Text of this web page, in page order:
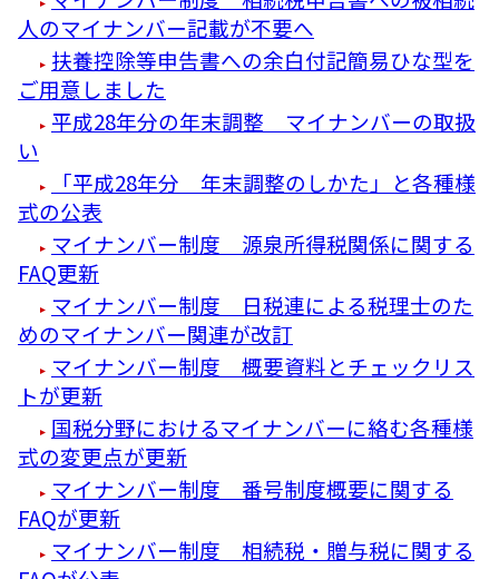
人のマイナンバー記載が不要へ
扶養控除等申告書への余白付記簡易ひな型を
ご用意しました
平成28年分の年末調整 マイナンバーの取扱
い
「平成28年分 年末調整のしかた」と各種様
式の公表
マイナンバー制度 源泉所得税関係に関する
FAQ更新
マイナンバー制度 日税連による税理士のた
めのマイナンバー関連が改訂
マイナンバー制度 概要資料とチェックリス
トが更新
国税分野におけるマイナンバーに絡む各種様
式の変更点が更新
マイナンバー制度 番号制度概要に関する
FAQが更新
マイナンバー制度 相続税・贈与税に関する